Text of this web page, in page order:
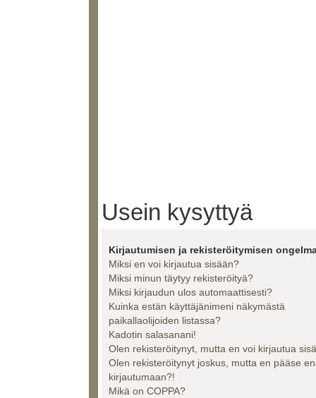
Usein kysyttyä
Kirjautumisen ja rekisteröitymisen
Miksi en voi kirjautua sisään?
Miksi minun täytyy rekisteröityä?
Miksi kirjaudun ulos automaattisesti?
Kuinka estän käyttäjänimeni näkymästä
paikallaolijoiden listassa?
Kadotin salasanani!
Olen rekisteröitynyt, mutta en voi kirjautua
Olen rekisteröitynyt joskus, mutta en pääse
kirjautumaan?!
Mikä on COPPA?